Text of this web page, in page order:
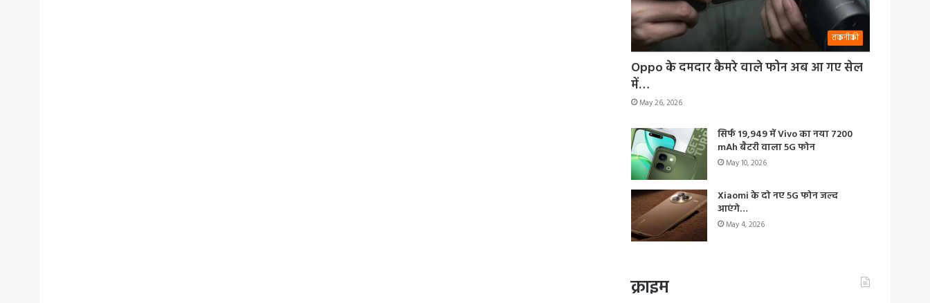
तकनीकी
Oppo के दमदार कैमरे वाले फोन अब आ गए सेल
में…
May 26, 2026
सिर्फ 19,949 में Vivo का नया 7200
mAh बैटरी वाला 5G फोन
May 10, 2026
Xiaomi के दो नए 5G फोन जल्द
आएंगे…
May 4, 2026
क्राइम